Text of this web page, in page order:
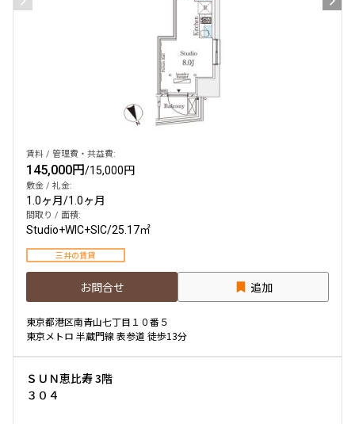
賃料 / 管理費・共益費:
145,000円/15,000円
敷金 / 礼金:
1.0ヶ月/1.0ヶ月
間取り / 面積:
Studio+WIC+SIC/25.17㎡
三井の賃貸
お問合せ 追加
東京都港区南青山七丁目１０番５
東京メトロ 半蔵門線 表参道 徒歩13分
ＳＵＮ恵比寿 3階
３０４